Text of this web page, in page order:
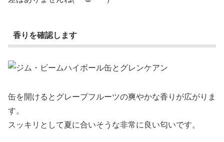
香りを確認します
缶を開けるとグレープフルーツの爽やかな香りが広がりま
す。
スッキリとして夏に合いそうな非常に良い匂いです。